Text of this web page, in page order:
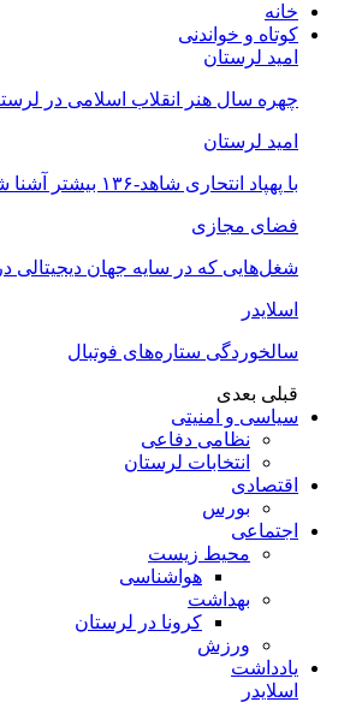
خانه
کوتاه و خواندنی
امید لرستان
چهره سال هنر انقلاب اسلامی در
امید لرستان
با پهپاد انتحاری شاهد-۱۳۶ بیشتر آشنا شوید
فضای مجازی
شغل‌‌هایی که در سایه جهان دیجیتالی
اسلایدر
سالخوردگی ستاره‌های فوتبال
قبلی بعدی
سیاسی و امنیتی
نظامی دفاعی
انتخابات لرستان
اقتصادی
بورس
اجتماعی
محیط زیست
هواشناسی
بهداشت
کرونا در لرستان
ورزش
یادداشت
اسلایدر